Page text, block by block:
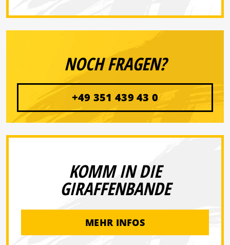
NOCH FRAGEN?
+49 351 439 43 0
KOMM IN DIE
GIRAFFENBANDE
MEHR INFOS